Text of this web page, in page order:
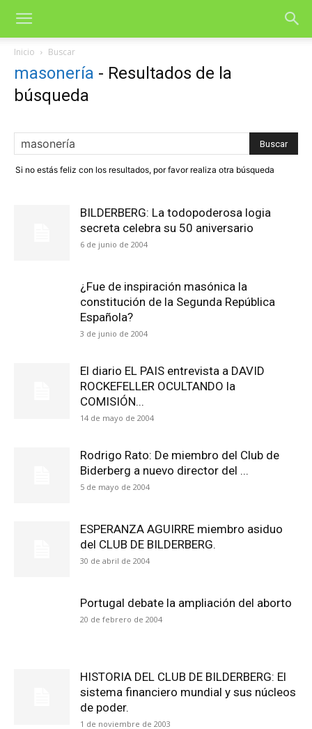
Inicio Buscar
masonería - Resultados de la
búsqueda
Si no estás feliz con los resultados, por favor realiza otra búsqueda
BILDERBERG: La todopoderosa logia
secreta celebra su 50 aniversario
6 de junio de 2004
¿Fue de inspiración masónica la
constitución de la Segunda República
Española?
3 de junio de 2004
El diario EL PAIS entrevista a DAVID
ROCKEFELLER OCULTANDO la
COMISIÓN...
14 de mayo de 2004
Rodrigo Rato: De miembro del Club de
Biderberg a nuevo director del ...
5 de mayo de 2004
ESPERANZA AGUIRRE miembro asiduo
del CLUB DE BILDERBERG.
30 de abril de 2004
Portugal debate la ampliación del aborto
20 de febrero de 2004
HISTORIA DEL CLUB DE BILDERBERG: El
sistema financiero mundial y sus núcleos
de poder.
1 de noviembre de 2003